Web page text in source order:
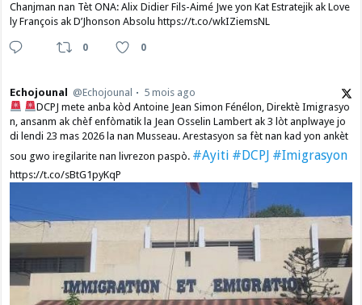
Chanjman nan Tèt ONA: Alix Didier Fils-Aimé Jwe yon Kat Estratejik ak Love
ly François ak D’Jhonson Absolu https://t.co/wkIZiemsNL
0 0
Echojounal @Echojounal
5 mois ago
DCPJ mete anba kòd Antoine Jean Simon Fénélon, Direktè Imigrasyo
n, ansanm ak chèf enfòmatik la Jean Osselin Lambert ak 3 lòt anplwaye jo
di lendi 23 mas 2026 la nan Musseau. Arestasyon sa fèt nan kad yon ankèt
sou gwo iregilarite nan livrezon paspò. #Ayiti #DCPJ #Imigrasyon
https://t.co/sBtG1pyKqP